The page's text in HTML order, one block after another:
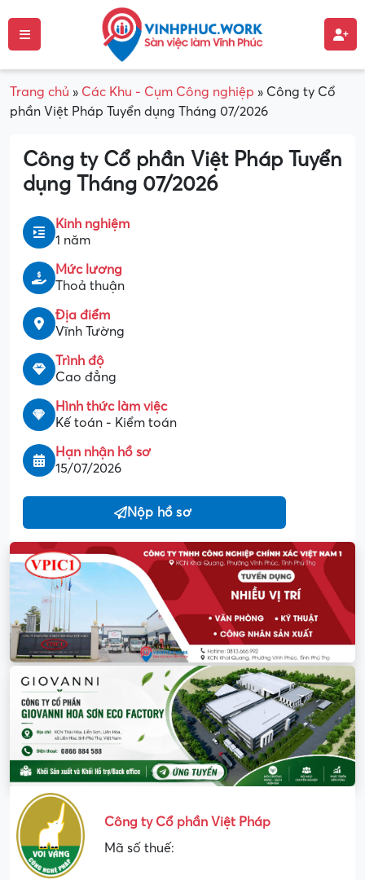
Trang chủ » Các Khu - Cụm Công nghiệp » Công ty Cổ
phần Việt Pháp Tuyển dụng Tháng 07/2026
Công ty Cổ phần Việt Pháp Tuyển
dụng Tháng 07/2026
Kinh nghiệm
1 năm
Mức lương
Thoả thuận
Địa điểm
Vĩnh Tường
Trình độ
Cao đẳng
Hình thức làm việc
Kế toán - Kiểm toán
Hạn nhận hồ sơ
15/07/2026
Nộp hồ sơ
Công ty Cổ phần Việt Pháp
Mã số thuế: